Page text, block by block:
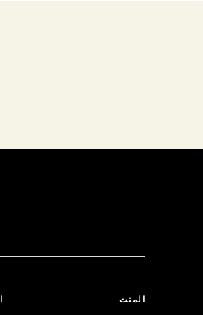
المنت